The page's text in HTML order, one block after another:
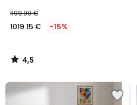
1199.00 €
1019.15 € -15%
4,5
/